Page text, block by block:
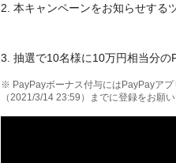
2. 本キャンペーンをお知らせする
3. 抽選で10名様に10万円相当分の
※ PayPayボーナス付与にはPayPayア
（2021/3/14 23:59）までに登録をお願い